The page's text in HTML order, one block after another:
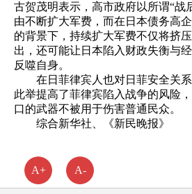
A+ A-
古贺茂明表示，高市政府以所谓“战
由不断扩大军费，而在日本债务高
的背景下，持续扩大军费不仅将挤
出，还可能让日本陷入财政失衡与
反噬自身。
在日菲律宾人也对日菲安全关系
此举提高了菲律宾陷入战争的风险
口的武器不被用于伤害普通民众。
综合新华社、《新民晚报》